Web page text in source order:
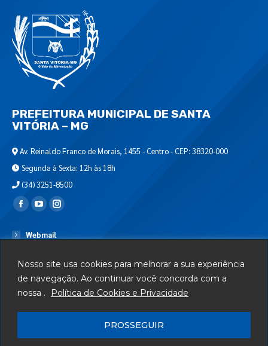
Nosso site usa cookies para melhorar a sua experiência
de navegação. Ao continuar você concorda com a
nossa .
Política de Cookies e Privacidade
PROSSEGUIR
PREFEITURA MUNICIPAL DE SANTA
VITÓRIA – MG
Av. Reinaldo Franco de Morais, 1455 - Centro - CEP: 38320-000
Segunda à Sexta: 12h às 18h
(34) 3251-8500
Encontre-nos em:
Webmail
Serviços
Telefones Úteis